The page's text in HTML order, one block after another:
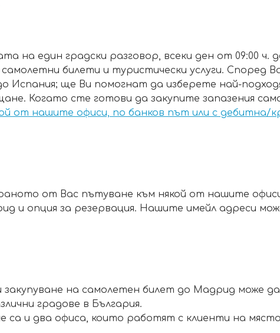
на един градски разговор, всеки ден от 09:00 ч.
билети и туристически услуги. Според
Испания; ще Ви помогнат да изберете най-
Когато сте готови да закупите запазения
от нашите офиси, по банков път или с дебитна/
от Вас пътуване към някой от нашите
и опция за резервация. Нашите имейл адреси
закупуване на самолетен билет до Мадрид може
градове в България.
са и два офиса, които работят с клиенти на място